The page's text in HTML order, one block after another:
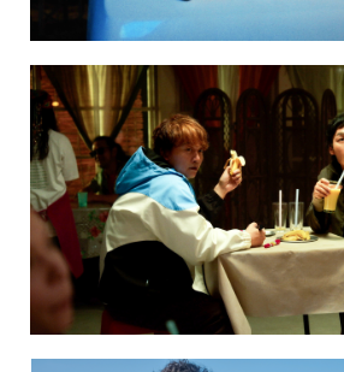
メールマガジン登録/解除